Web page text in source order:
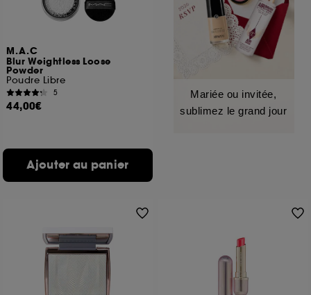
M.A.C
Blur Weightless Loose
Powder
Poudre Libre
5
44,00€
Ajouter au panier
Mariée ou invitée,
sublimez le grand jour